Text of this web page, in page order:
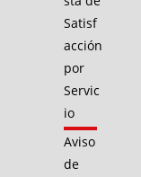
Satisf
acción
por
Servic
io
Aviso
de